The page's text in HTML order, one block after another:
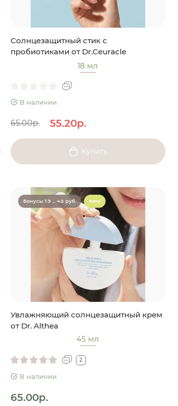
Солнцезащитный стик с
пробиотиками от Dr.Ceuracle
18 мл
В наличии
65.00р. 55.20р.
Купить
Бонусы 1.9 ... 4.5 руб. New
Увлажняющий солнцезащитный крем
от Dr. Althea
45 мл
2
В наличии
65.00р.